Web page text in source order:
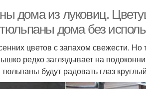
дома из луковиц.
дома без
цветов с запахом свежести.
редко заглядывает на
будут радовать глаз